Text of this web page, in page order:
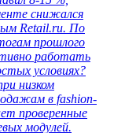
снижался
Retail.ru. По
прошлого
работать
условиях?
низком
в fashion-
проверенные
модулей.